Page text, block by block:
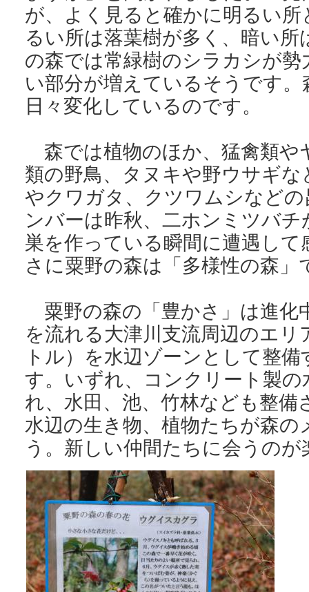
が、よく見ると確かに明るい
るい所は落葉樹が多く、暗い所
の森では常緑樹のシラカシが
い部分が増えているそうです
日々変化しているのです。
森では植物のほか、猛禽類や
類の野鳥、タヌキや野ウサギ
やクワガタ、クツワムシなど
ンバーは昨秋、二ホンミツバ
巣を作っている瞬間に遭遇し
さに粟野の森は「多様性の森」
粟野の森の「豊かさ」は進化
を流れる大津川支流周辺のエリ
トル）を水辺ゾーンとして整
す。いずれ、コンクリート製
れ、水田、池、竹林なども整備
水辺の生き物、植物たちが森
う。新しい仲間たちに会うの